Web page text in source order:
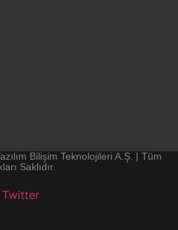
Bilişim Teknolojileri A.Ş. | Tüm
Saklıdır.
Twitter